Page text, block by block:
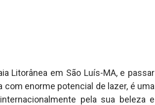
Litorânea em São Luís-MA, e passar
enorme potencial de lazer, é uma
pela sua beleza e